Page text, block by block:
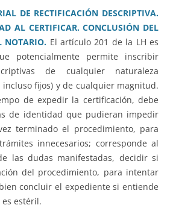
DE RECTIFICACIÓN DESCRIPTIVA.
AL CERTIFICAR. CONCLUSIÓN DEL
NOTARIO. El artículo 201 de la LH es
potencialmente permite inscribir
de cualquier naturaleza
fijos) y de cualquier magnitud.
de expedir la certificación, debe
de identidad que pudieran impedir
terminado el procedimiento, para
innecesarios; corresponde al
las dudas manifestadas, decidir si
del procedimiento, para intentar
concluir el expediente si entiende
estéril.